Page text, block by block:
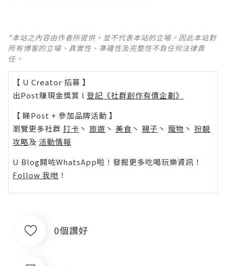
*本站之內容由作者所提供，並不代表本站的立場。因此本站對
所有博客的立場、真實性、準確性及完整性不負任何法律責
任。
【 U Creator 招募 】
出Post賺現金獎賞 l 登記《社群創作有價企劃》
【 睇Post + 參加品牌活動 】
瀏覽更多社群 打卡 丶 旅遊 丶 美食 丶 親子 丶 寵物 丶 扮靚
攻略及 活動情報
U Blog開咗WhatsApp啦！發掘更多吃喝玩樂資訊！
Follow 我哋 ！
0個讚好